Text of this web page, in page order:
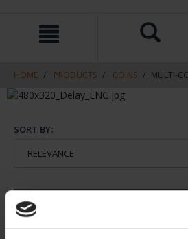
navigation
HOME PRODUCTS COINS MULTI-
SORT BY: